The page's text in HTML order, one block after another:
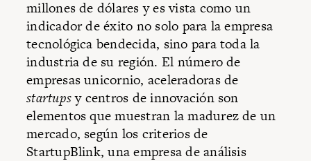
millones de dólares y es vista como un
indicador de éxito no solo para la empresa
tecnológica bendecida, sino para toda la
industria de su región. El número de
empresas unicornio, aceleradoras de
startupsy centros de innovación son
elementos que muestran la madurez de un
mercado, según los criterios de
StartupBlink, una empresa de análisis